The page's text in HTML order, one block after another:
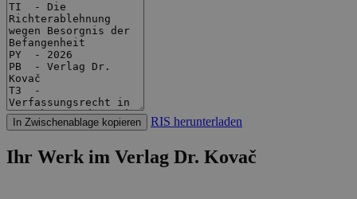
In Zwischenablage kopieren RIS herunterladen
Ihr Werk im Verlag Dr. Kovač